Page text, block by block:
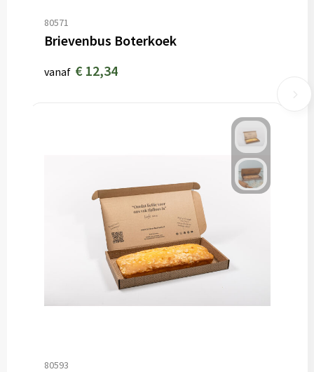
80571
Brievenbus Boterkoek
vanaf € 12,34
80593